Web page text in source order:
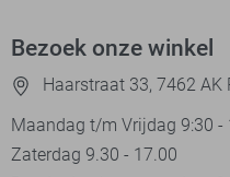
Bezoek onze winkel
Haarstraat 33, 7462 AK
Maandag t/m Vrijdag 9:30 -
Zaterdag 9.30 - 17.00